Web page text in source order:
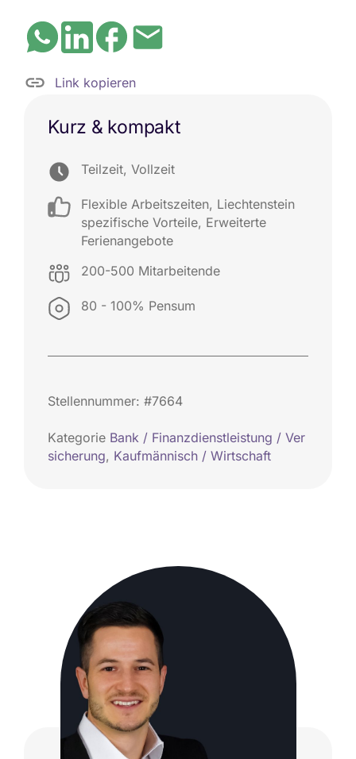
Kurz & kompakt
Teilzeit, Vollzeit
Flexible Arbeitszeiten, Liechtenstein
spezifische Vorteile, Erweiterte
Ferienangebote
200-500 Mitarbeitende
80 - 100% Pensum
Stellennummer: #7664
Kategorie Bank / Finanzdienstleistung / Ver
sicherung, Kaufmännisch / Wirtschaft
Link kopieren